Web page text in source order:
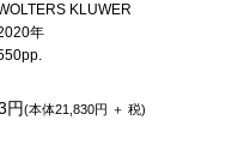
KLUWER
年
円(本体21,830円 ＋ 税)